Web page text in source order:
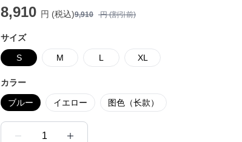
8,910 円 (税込)9,910 円 (割引前)
サイズ
S M L XL
カラー
ブルー イエロー 图色（长款）
1